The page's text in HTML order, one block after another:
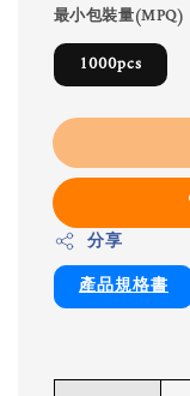
最小包裝量(MPQ)
1000pcs
分享
產品規格書